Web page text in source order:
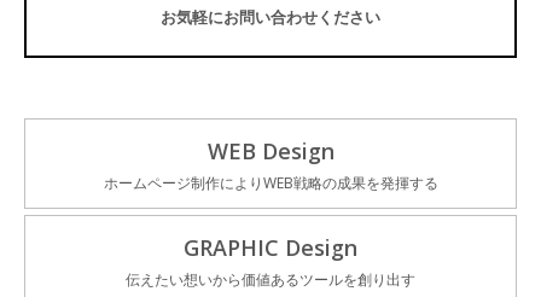
お気軽にお問い合わせください
WEB Design
ホームページ制作によりWEB戦略の成果を発揮する
GRAPHIC Design
伝えたい想いから価値あるツールを創り出す